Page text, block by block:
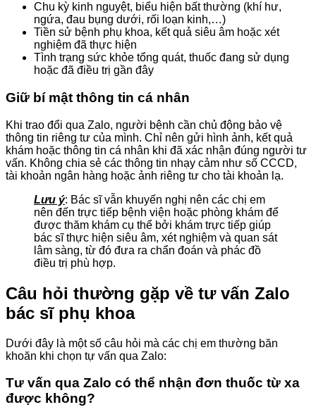
Chu kỳ kinh nguyệt, biểu hiện bất thường (khí hư,
ngứa, đau bụng dưới, rối loạn kinh,…)
Tiền sử bệnh phụ khoa, kết quả siêu âm hoặc xét
nghiệm đã thực hiện
Tình trạng sức khỏe tổng quát, thuốc đang sử dụng
hoặc đã điều trị gần đây
Giữ bí mật thông tin cá nhân
Khi trao đổi qua Zalo, người bệnh cần chủ động bảo vệ
thông tin riêng tư của mình. Chỉ nên gửi hình ảnh, kết quả
khám hoặc thông tin cá nhân khi đã xác nhận đúng người tư
vấn. Không chia sẻ các thông tin nhạy cảm như số CCCD,
tài khoản ngân hàng hoặc ảnh riêng tư cho tài khoản lạ.
Lưu ý: Bác sĩ vẫn khuyến nghị nên các chị em
nên đến trực tiếp bệnh viện hoặc phòng khám để
được thăm khám cụ thể bởi khám trực tiếp giúp
bác sĩ thực hiện siêu âm, xét nghiệm và quan sát
lâm sàng, từ đó đưa ra chẩn đoán và phác đồ
điều trị phù hợp.
Câu hỏi thường gặp về tư vấn Zalo
bác sĩ phụ khoa
Dưới đây là một số câu hỏi mà các chị em thường băn
khoăn khi chọn tự vấn qua Zalo:
Tư vấn qua Zalo có thể nhận đơn thuốc từ xa
được không?